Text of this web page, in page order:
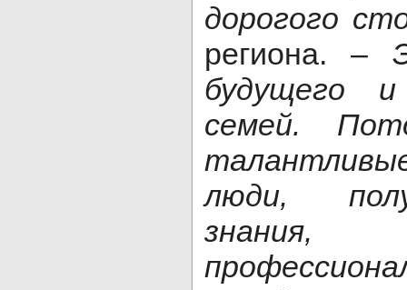
дорогого
региона. –
будущего
семей.
люди,
знания,